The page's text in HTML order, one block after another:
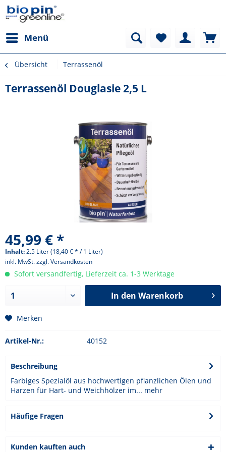
Menü
Übersicht Terrassenöl
Terrassenöl Douglasie 2,5 L
45,99 € *
Inhalt:2.5 Liter (18,40 € * / 1 Liter)
inkl. MwSt.zzgl. Versandkosten
Sofort versandfertig, Lieferzeit ca. 1-3 Werktage
In den Warenkorb
Merken
Artikel-Nr.: 40152
Beschreibung
Farbiges Spezialöl aus hochwertigen pflanzlichen Ölen und
Harzen für Hart- und Weichhölzer im... mehr
Häufige Fragen
Kunden kauften auch